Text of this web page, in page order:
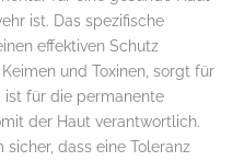
ist. Das spezifische
effektiven Schutz
und Toxinen, sorgt für
ist für die permanente
der Haut verantwortlich.
dass eine Toleranz